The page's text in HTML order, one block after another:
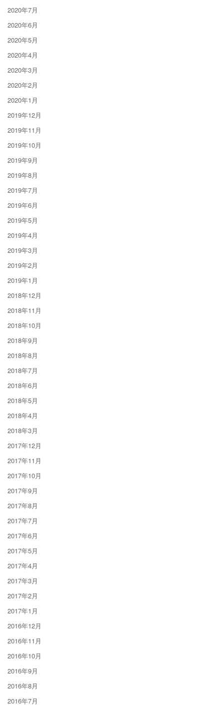
2020年7月
2020年6月
2020年5月
2020年4月
2020年3月
2020年2月
2020年1月
2019年12月
2019年11月
2019年10月
2019年9月
2019年8月
2019年7月
2019年6月
2019年5月
2019年4月
2019年3月
2019年2月
2019年1月
2018年12月
2018年11月
2018年10月
2018年9月
2018年8月
2018年7月
2018年6月
2018年5月
2018年4月
2018年3月
2017年12月
2017年11月
2017年10月
2017年9月
2017年8月
2017年7月
2017年6月
2017年5月
2017年4月
2017年3月
2017年2月
2017年1月
2016年12月
2016年11月
2016年10月
2016年9月
2016年8月
2016年7月